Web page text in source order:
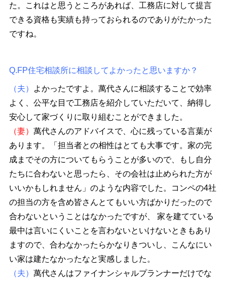
た。これはと思うところがあれば、工務店に対して提言
できる資格も実績も持っておられるのでありがたかった
ですね。
Q.FP住宅相談所に相談してよかったと思いますか？
（夫）
よかったですよ。萬代さんに相談することで効率
よく、公平な目で工務店を紹介していただいて、納得し
安心して家づくりに取り組むことができました。
（妻） 萬代さんのアドバイスで、心に残っている言葉が
あります。「担当者との相性はとても大事です。家の完
成までその方についてもらうことが多いので、もし自分
たちに合わないと思ったら、その会社は止められた方が
いいかもしれません」のような内容でした。コンペの4社
の担当の方を含め皆さんとてもいい方ばかりだったので
合わないということはなかったですが、 家を建てている
最中は言いにくいことを言わないといけないときもあり
ますので、合わなかったらかなりきついし、こんなにい
い家は建たなかったなと実感しました。
（夫） 萬代さんはファイナンシャルプランナーだけでな